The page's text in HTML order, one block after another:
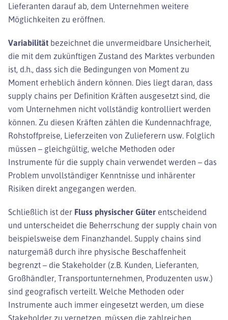
Lieferanten darauf ab, dem Unternehmen weitere
Möglichkeiten zu eröffnen.
Variabilität bezeichnet die unvermeidbare Unsicherheit,
die mit dem zukünftigen Zustand des Marktes verbunden
ist, d.h., dass sich die Bedingungen von Moment zu
Moment erheblich ändern können. Dies liegt daran, dass
supply chains per Definition Kräften ausgesetzt sind, die
vom Unternehmen nicht vollständig kontrolliert werden
können. Zu diesen Kräften zählen die Kundennachfrage,
Rohstoffpreise, Lieferzeiten von Zulieferern usw. Folglich
müssen – gleichgültig, welche Methoden oder
Instrumente für die supply chain verwendet werden – das
Problem unvollständiger Kenntnisse und inhärenter
Risiken direkt angegangen werden.
Schließlich ist der Fluss physischer Güter entscheidend
und unterscheidet die Beherrschung der supply chain von
beispielsweise dem Finanzhandel. Supply chains sind
naturgemäß durch ihre physische Beschaffenheit
begrenzt – die Stakeholder (z.B. Kunden, Lieferanten,
Großhändler, Transportunternehmen, Produzenten usw.)
sind geografisch verteilt. Welche Methoden oder
Instrumente auch immer eingesetzt werden, um diese
Stakeholder zu vernetzen, müssen die zahlreichen